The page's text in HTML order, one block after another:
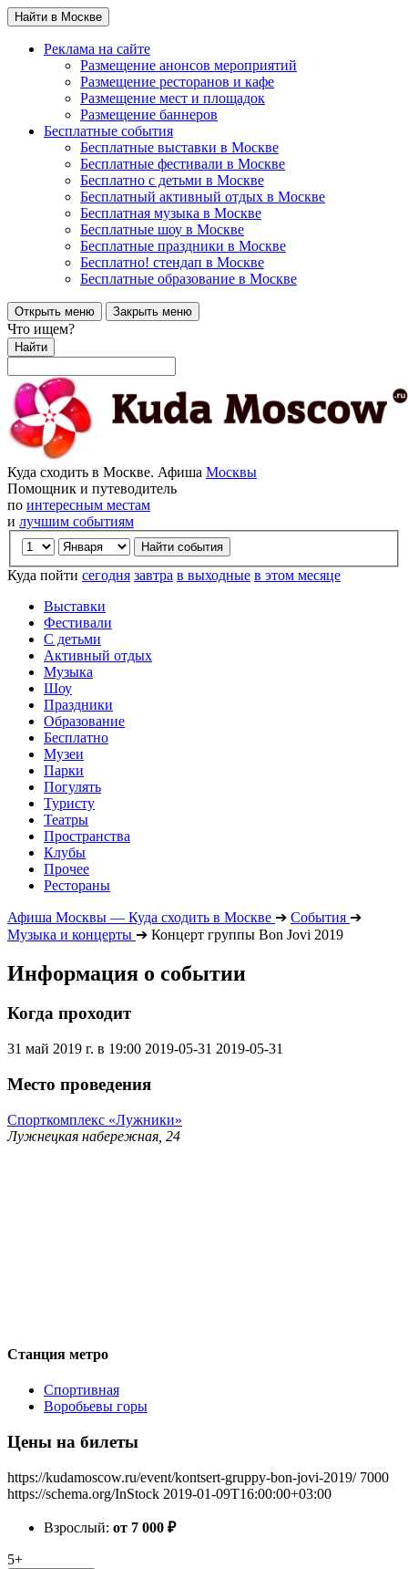
Найти в Москве
Реклама на сайте
Размещение анонсов мероприятий
Размещение ресторанов и кафе
Размещение мест и площадок
Размещение баннеров
Бесплатные события
Бесплатные выставки в Москве
Бесплатные фестивали в Москве
Бесплатно с детьми в Москве
Бесплатный активный отдых в Москве
Бесплатная музыка в Москве
Бесплатные шоу в Москве
Бесплатные праздники в Москве
Бесплатно! стендап в Москве
Бесплатные образование в Москве
Открыть меню Закрыть меню
Что ищем?
Найти
Куда сходить в Москве. Афиша Москвы
Помощник и путеводитель
по интересным местам
и лучшим событиям
Куда пойти сегодня завтра в выходные в этом месяце
Выставки
Фестивали
С детьми
Активный отдых
Музыка
Шоу
Праздники
Образование
Бесплатно
Музеи
Парки
Погулять
Туристу
Театры
Пространства
Клубы
Прочее
Рестораны
Афиша Москвы — Куда сходить в Москве ➔ События ➔
Музыка и концерты ➔ Концерт группы Bon Jovi 2019
Информация о событии
Когда проходит
31 май 2019 г. в 19:00 2019-05-31 2019-05-31
Место проведения
Спорткомплекс «Лужники»
Лужнецкая набережная, 24
Станция метро
Спортивная
Воробьевы горы
Цены на билеты
https://kudamoscow.ru/event/kontsert-gruppy-bon-jovi-2019/ 7000
https://schema.org/InStock 2019-01-09T16:00:00+03:00
Взрослый: от 7 000 ₽
5+